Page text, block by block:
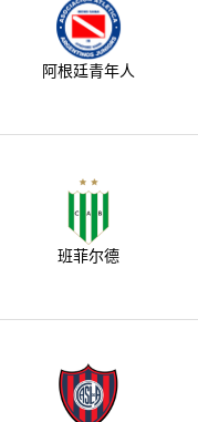
阿根廷青年人
班菲尔德